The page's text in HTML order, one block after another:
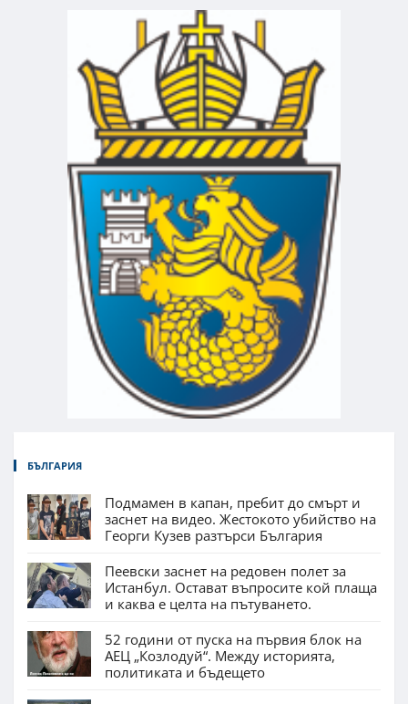
БЪЛГАРИЯ
Подмамен в капан, пребит до смърт и
заснет на видео. Жестокото убийство на
Георги Кузев разтърси България
Пеевски заснет на редовен полет за
Истанбул. Остават въпросите кой плаща
и каква е целта на пътуването.
52 години от пуска на първия блок на
АЕЦ „Козлодуй“. Между историята,
политиката и бъдещето